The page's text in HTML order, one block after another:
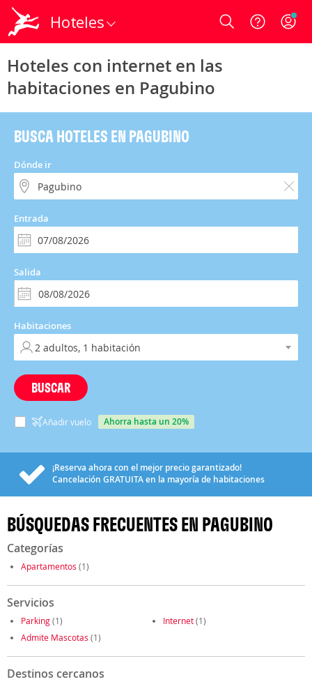
Hoteles Login
Hoteles con internet en las
habitaciones en Pagubino
BUSCA HOTELES EN PAGUBINO
Dónde ir
Entrada
Salida
Habitaciones
BUSCAR
Añadir vuelo ahorra hasta un 20%
¡Reserva ahora con el mejor precio garantizado!
Cancelación GRATUITAen la mayoría de habitaciones
BÚSQUEDAS FRECUENTES EN PAGUBINO
Categorías
Apartamentos (1)
Servicios
Parking(1) Internet(1)
Admite Mascotas (1)
Destinos cercanos